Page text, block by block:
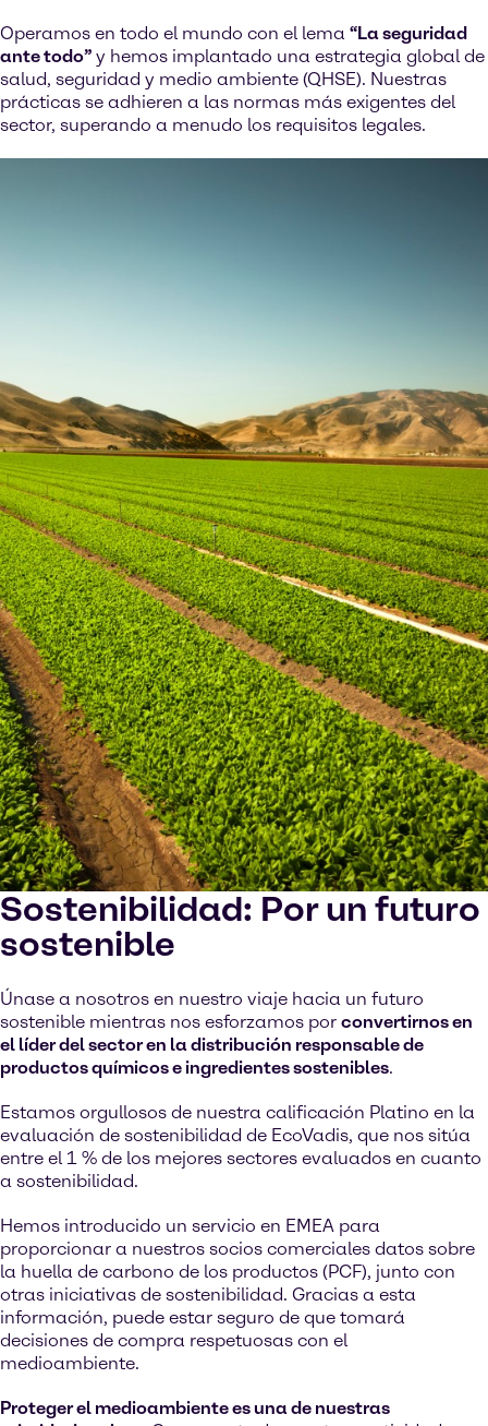
Operamos en todo el mundo con el lema “La seguridad
ante todo” y hemos implantado una estrategia global de
salud, seguridad y medio ambiente (QHSE). Nuestras
prácticas se adhieren a las normas más exigentes del
sector, superando a menudo los requisitos legales.
Sostenibilidad: Por un futuro
sostenible
Únase a nosotros en nuestro viaje hacia un futuro
sostenible mientras nos esforzamos por convertirnos en
el líder del sector en la distribución responsable de
productos químicos e ingredientes sostenibles.
Estamos orgullosos de nuestra calificación Platino en la
evaluación de sostenibilidad de EcoVadis, que nos sitúa
entre el 1 % de los mejores sectores evaluados en cuanto
a sostenibilidad.
Hemos introducido un servicio en EMEA para
proporcionar a nuestros socios comerciales datos sobre
la huella de carbono de los productos (PCF), junto con
otras iniciativas de sostenibilidad. Gracias a esta
información, puede estar seguro de que tomará
decisiones de compra respetuosas con el
medioambiente.
Proteger el medioambiente es una de nuestras